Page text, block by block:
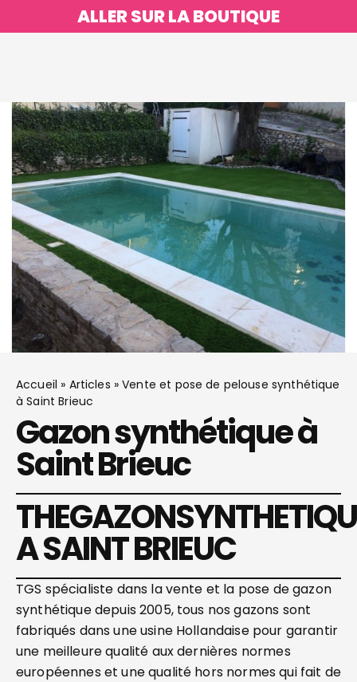
ALLER SUR LA BOUTIQUE
Accueil » Articles »Vente et pose de pelouse synthétique
à Saint Brieuc
Gazon synthétique à
Saint Brieuc
A SAINT BRIEUC
TGS spécialiste dans la vente et la pose de gazon
synthétique depuis 2005, tous nos gazons sont
fabriqués dans une usine Hollandaise pour garantir
une meilleure qualité aux dernières normes
européennes et une qualité hors normes qui fait de